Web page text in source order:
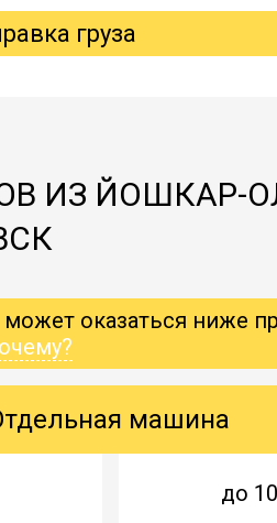
груза
ИЗ ЙОШКАР-
оказаться ниже
машина
до